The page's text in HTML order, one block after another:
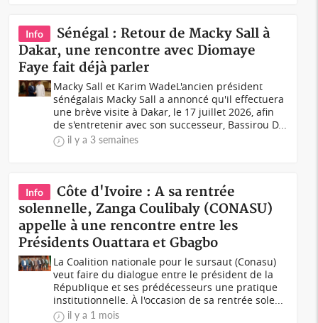
Info
Sénégal : Retour de Macky Sall à
Dakar, une rencontre avec Diomaye
Faye fait déjà parler
Macky Sall et Karim WadeL'ancien président
sénégalais Macky Sall a annoncé qu'il effectuera
une brève visite à Dakar, le 17 juillet 2026, afin
de s'entretenir avec son successeur, Bassirou D...
il y a 3 semaines
Info
Côte d'Ivoire : A sa rentrée
solennelle, Zanga Coulibaly (CONASU)
appelle à une rencontre entre les
Présidents Ouattara et Gbagbo
La Coalition nationale pour le sursaut (Conasu)
veut faire du dialogue entre le président de la
République et ses prédécesseurs une pratique
institutionnelle. À l'occasion de sa rentrée sole...
il y a 1 mois